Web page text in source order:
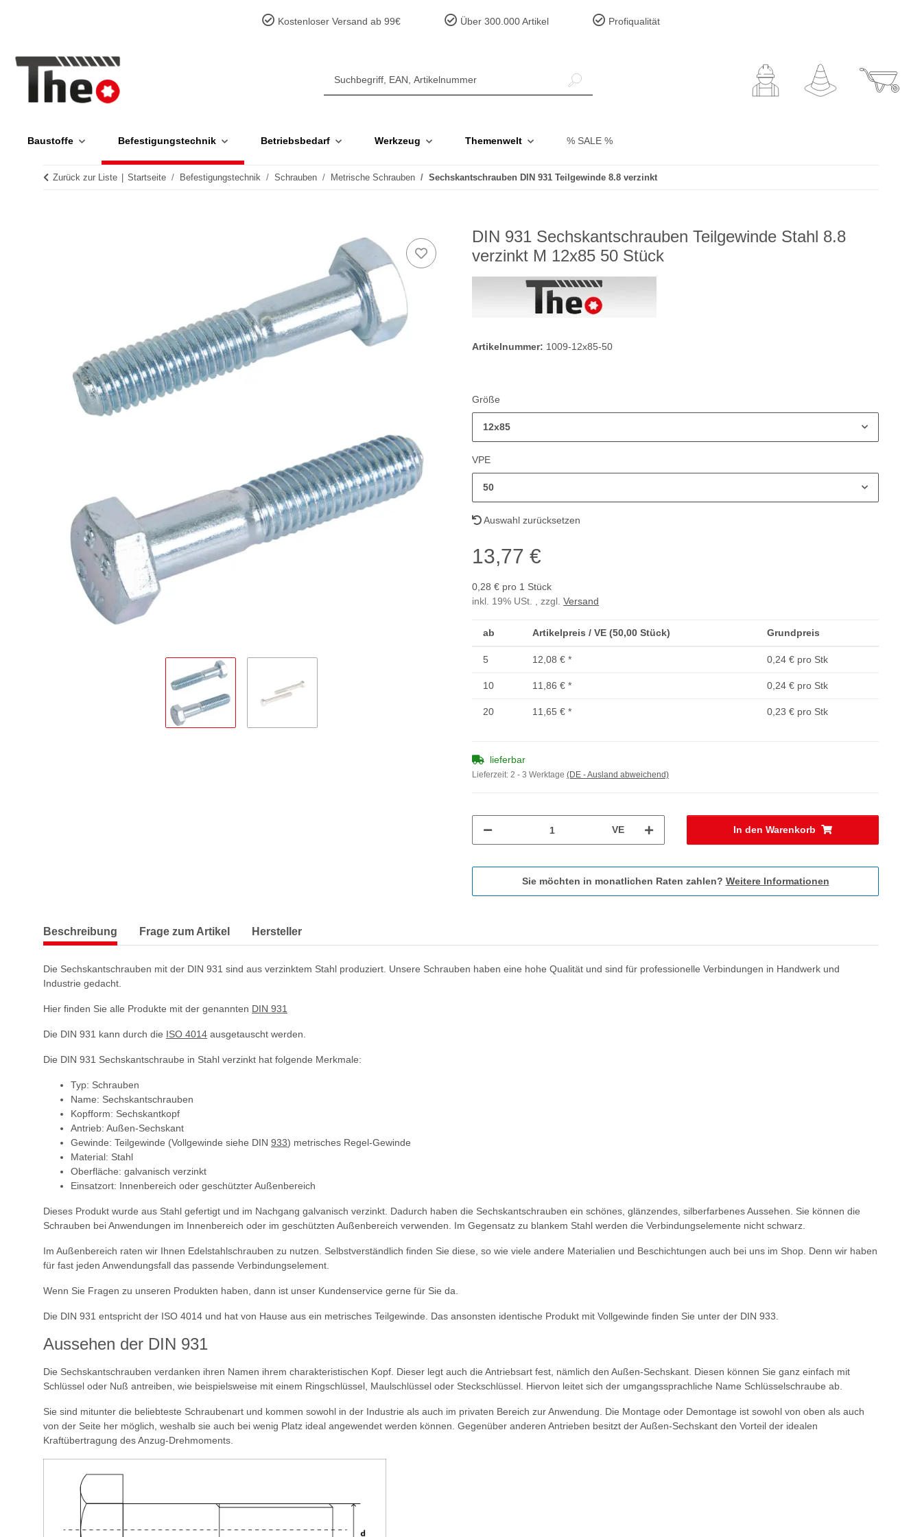
Kostenloser Versand ab 99€ Über 300.000 Artikel Profiqualität
Baustoffe Befestigungstechnik Betriebsbedarf Werkzeug Themenwelt % SALE %
Zurück zur Liste Startseite Befestigungstechnik Schrauben Metrische Schrauben Sechskantschrauben DIN 931 Teilgewinde 8.8 verzinkt
DIN 931 Sechskantschrauben Teilgewinde Stahl 8.8
verzinkt M 12x85 50 Stück
Artikelnummer: 1009-12x85-50
Größe
12x85
VPE
50
Auswahl zurücksetzen
13,77 €
0,28 € pro 1 Stück
inkl. 19% USt. , zzgl. Versand
ab Artikelpreis / VE (50,00 Stück) Grundpreis
5 12,08 € * 0,24 € pro Stk
10 11,86 € * 0,24 € pro Stk
20 11,65 € * 0,23 € pro Stk
lieferbar
Lieferzeit: 2 - 3 Werktage (DE - Ausland abweichend)
VE In den Warenkorb
Sie möchten in monatlichen Raten zahlen? Weitere Informationen
Beschreibung Frage zum Artikel Hersteller
Die Sechskantschrauben mit der DIN 931 sind aus verzinktem Stahl produziert. Unsere Schrauben haben eine hohe Qualität und sind für professionelle Verbindungen in Handwerk und
Industrie gedacht.
Hier finden Sie alle Produkte mit der genannten DIN 931
Die DIN 931 kann durch die ISO 4014 ausgetauscht werden.
Die DIN 931 Sechskantschraube in Stahl verzinkt hat folgende Merkmale:
Typ: Schrauben
Name: Sechskantschrauben
Kopfform: Sechskantkopf
Antrieb: Außen-Sechskant
Gewinde: Teilgewinde (Vollgewinde siehe DIN 933) metrisches Regel-Gewinde
Material: Stahl
Oberfläche: galvanisch verzinkt
Einsatzort: Innenbereich oder geschützter Außenbereich
Dieses Produkt wurde aus Stahl gefertigt und im Nachgang galvanisch verzinkt. Dadurch haben die Sechskantschrauben ein schönes, glänzendes, silberfarbenes Aussehen. Sie können die
Schrauben bei Anwendungen im Innenbereich oder im geschützten Außenbereich verwenden. Im Gegensatz zu blankem Stahl werden die Verbindungselemente nicht schwarz.
Im Außenbereich raten wir Ihnen Edelstahlschrauben zu nutzen. Selbstverständlich finden Sie diese, so wie viele andere Materialien und Beschichtungen auch bei uns im Shop. Denn wir haben
für fast jeden Anwendungsfall das passende Verbindungselement.
Wenn Sie Fragen zu unseren Produkten haben, dann ist unser Kundenservice gerne für Sie da.
Die DIN 931 entspricht der ISO 4014 und hat von Hause aus ein metrisches Teilgewinde. Das ansonsten identische Produkt mit Vollgewinde finden Sie unter der DIN 933.
Aussehen der DIN 931
Die Sechskantschrauben verdanken ihren Namen ihrem charakteristischen Kopf. Dieser legt auch die Antriebsart fest, nämlich den Außen-Sechskant. Diesen können Sie ganz einfach mit
Schlüssel oder Nuß antreiben, wie beispielsweise mit einem Ringschlüssel, Maulschlüssel oder Steckschlüssel. Hiervon leitet sich der umgangssprachliche Name Schlüsselschraube ab.
Sie sind mitunter die beliebteste Schraubenart und kommen sowohl in der Industrie als auch im privaten Bereich zur Anwendung. Die Montage oder Demontage ist sowohl von oben als auch
von der Seite her möglich, weshalb sie auch bei wenig Platz ideal angewendet werden können. Gegenüber anderen Antrieben besitzt der Außen-Sechskant den Vorteil der idealen
Kraftübertragung des Anzug-Drehmoments.